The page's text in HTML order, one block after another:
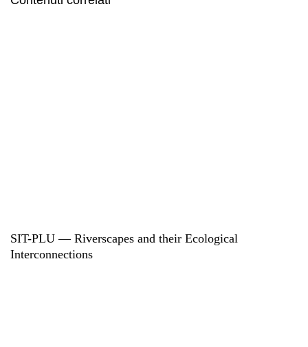
SIT-PLU — Riverscapes and their Ecological
Interconnections